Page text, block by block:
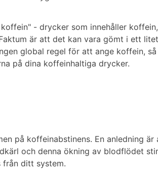
- drycker som innehåller
är att det kan vara gömt i ett
global regel för att ange koffein,
på dina koffeinhaltiga drycker.
på koffeinabstinens. En anledning
och denna ökning av blodflödet
ditt system.